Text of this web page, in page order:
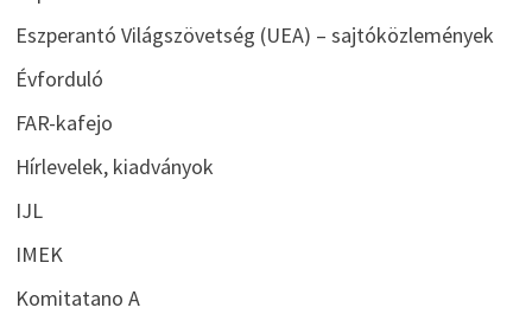
Eszperantó Világszövetség (UEA) – sajtóközlemények
Évforduló
FAR-kafejo
Hírlevelek, kiadványok
IJL
IMEK
Komitatano A